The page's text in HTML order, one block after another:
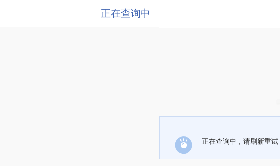
正在查询中
正在查询中，请刷新重试